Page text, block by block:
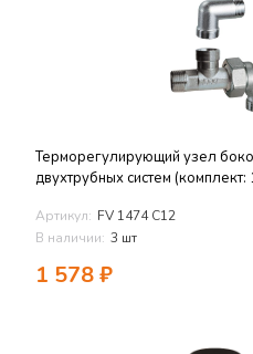
Терморегулирующий узел
двухтрубных систем
Артикул: FV 1474 C12
В наличии: 3 шт
1 578₽